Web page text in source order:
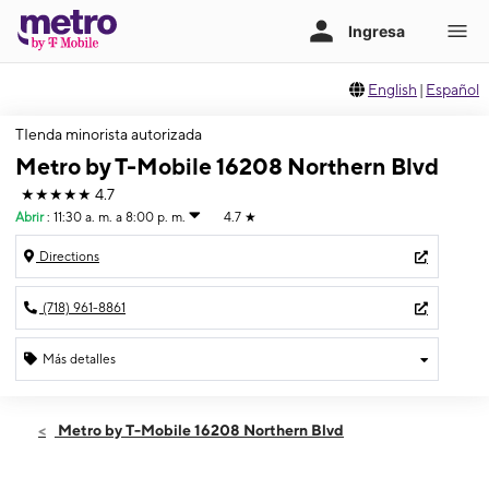
English | Español
TIenda minorista autorizada
Metro by T-Mobile 16208 Northern Blvd
★★★★★ 4.7
Abrir : 11:30 a. m. a 8:00 p. m. 4.7 ★
Directions
(718) 961-8861
Más detalles
Jueves:11:30 a. m. a 8:00 p. m.
Metro by T-Mobile 16208 Northern Blvd